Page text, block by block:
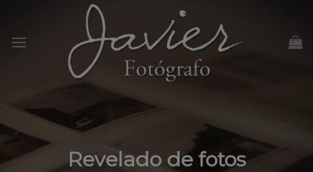
content
Revelado de fotos